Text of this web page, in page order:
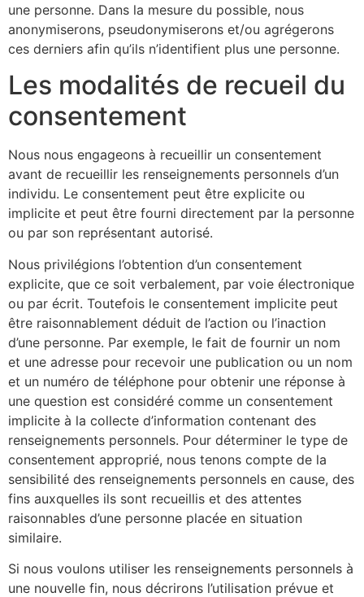
une personne. Dans la mesure du possible, nous
anonymiserons, pseudonymiserons et/ou agrégerons
ces derniers afin qu’ils n’identifient plus une personne.
Les modalités de recueil du
consentement
Nous nous engageons à recueillir un consentement
avant de recueillir les renseignements personnels d’un
individu. Le consentement peut être explicite ou
implicite et peut être fourni directement par la personne
ou par son représentant autorisé.
Nous privilégions l’obtention d’un consentement
explicite, que ce soit verbalement, par voie électronique
ou par écrit. Toutefois le consentement implicite peut
être raisonnablement déduit de l’action ou l’inaction
d’une personne. Par exemple, le fait de fournir un nom
et une adresse pour recevoir une publication ou un nom
et un numéro de téléphone pour obtenir une réponse à
une question est considéré comme un consentement
implicite à la collecte d’information contenant des
renseignements personnels. Pour déterminer le type de
consentement approprié, nous tenons compte de la
sensibilité des renseignements personnels en cause, des
fins auxquelles ils sont recueillis et des attentes
raisonnables d’une personne placée en situation
similaire.
Si nous voulons utiliser les renseignements personnels à
une nouvelle fin, nous décrirons l’utilisation prévue et